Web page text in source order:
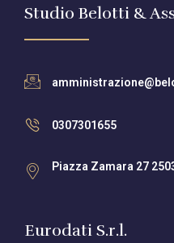
Studio Belotti &
0307301655
Piazza Zamara 27
Eurodati S.r.l.